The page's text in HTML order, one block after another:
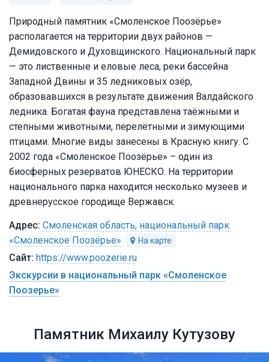
Природный памятник «Смоленское Поозёрье»
располагается на территории двух районов —
Демидовского и Духовщинского. Национальный парк
— это лиственные и еловые леса, реки бассейна
Западной Двины и 35 ледниковых озёр,
образовавшихся в результате движения Валдайского
ледника. Богатая фауна представлена таёжными и
степными животными, перелётными и зимующими
птицами. Многие виды занесены в Красную книгу. С
2002 года «Смоленское Поозёрье» – один из
биосферных резерватов ЮНЕСКО. На территории
национального парка находится несколько музеев и
древнерусское городище Вержавск.
Смоленская область, национальный парк
«Смоленское Поозёрье»
https://www.poozerie.ru
Экскурсии в национальный парк «Смоленское
Поозерье»
Памятник Михаилу Кутузову